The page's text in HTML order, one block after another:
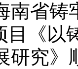
省铸
目《
研究》